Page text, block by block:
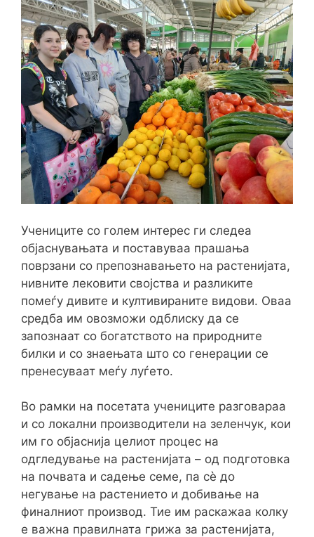
Учениците со голем интерес ги следеа
објаснувањата и поставуваа прашања
поврзани со препознавањето на растенијата,
нивните лековити својства и разликите
помеѓу дивите и култивираните видови. Оваа
средба им овозможи одблиску да се
запознаат со богатството на природните
билки и со знаењата што со генерации се
пренесуваат меѓу луѓето.
Во рамки на посетата учениците разговараа
и со локални производители на зеленчук, кои
им го објаснија целиот процес на
одгледување на растенијата – од подготовка
на почвата и садење семе, па сè до
негување на растението и добивање на
финалниот производ. Тие им раскажаа колку
е важна правилната грижа за растенијата,